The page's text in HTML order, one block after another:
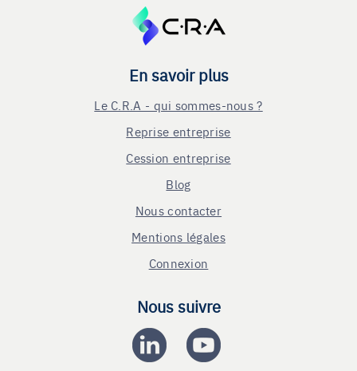
En savoir plus
Le C.R.A - qui sommes-nous ?
Reprise entreprise
Cession entreprise
Blog
Nous contacter
Mentions légales
Connexion
Nous suivre